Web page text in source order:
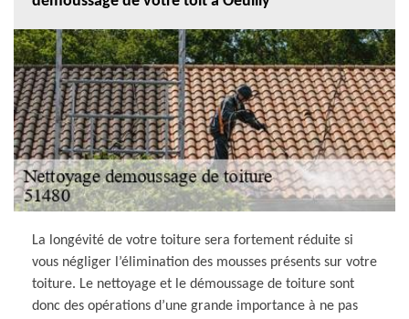
La longévité de votre toiture sera fortement réduite si
vous négliger l’élimination des mousses présents sur votre
toiture. Le nettoyage et le démoussage de toiture sont
donc des opérations d’une grande importance à ne pas